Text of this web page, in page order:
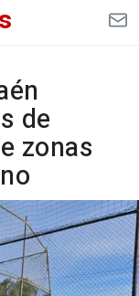
de
zonas